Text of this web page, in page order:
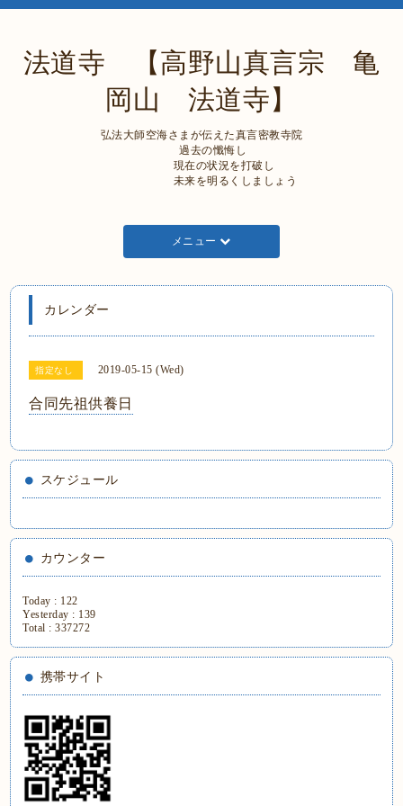
法道寺 【高野山真言宗 亀
岡山 法道寺】
弘法大師空海さまが伝えた真言密教寺院
過去の懺悔し
現在の状況を打破し
未来を明るくしましょう
メニュー
カレンダー
指定なし 2019-05-15 (Wed)
合同先祖供養日
スケジュール
カウンター
Today : 122
Yesterday : 139
Total :337272
携帯サイト